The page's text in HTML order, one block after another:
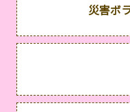
災害ボ